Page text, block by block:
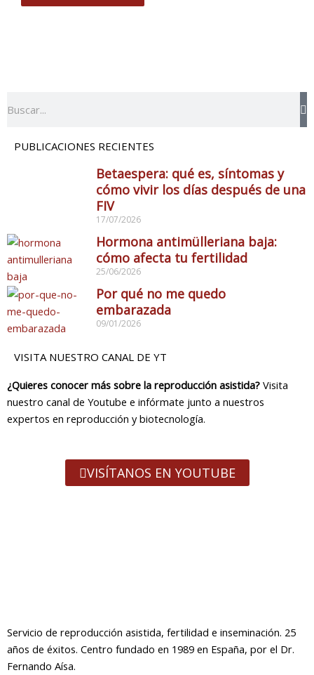
PUBLICACIONES RECIENTES
Betaespera: qué es, síntomas y
cómo vivir los días después de una
FIV
17/07/2026
Hormona antimülleriana baja:
cómo afecta tu fertilidad
25/06/2026
Por qué no me quedo
embarazada
09/01/2026
VISITA NUESTRO CANAL DE YT
¿Quieres conocer más sobre la reproducción asistida? Visita
nuestro canal de Youtube e infórmate junto a nuestros
expertos en reproducción y biotecnología.
VISÍTANOS EN YOUTUBE
Servicio de reproducción asistida, fertilidad e inseminación. 25
años de éxitos. Centro fundado en 1989 en España, por el Dr.
Fernando Aísa.